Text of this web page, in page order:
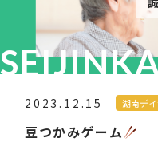
2023.12.15 湖南デ
豆つかみゲーム